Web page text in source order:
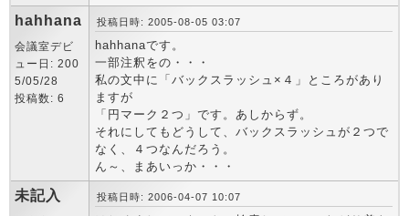
hahhana
会議室デビ
ュー日: 200
5/05/28
投稿数: 6
投稿日時: 2005-08-05 03:07
hahhanaです。
一部注釈をの・・・
私の文中に「バックスラッシュ×４」ところがあり
ますが
「円マーク２つ」です。あしからず。
それにしてもどうして、バックスラッシュが２つで
なく、４つなんだろう。
ん～、まあいっか・・・
未記入 投稿日時: 2006-04-07 10:07